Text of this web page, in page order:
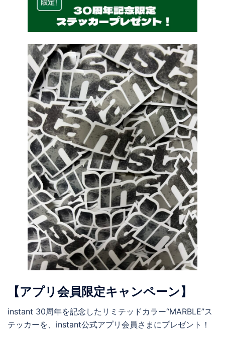
【アプリ会員限定キャンペーン】
instant 30周年を記念したリミテッドカラー“MARBLE”ス
テッカーを、instant公式アプリ会員さまにプレゼント！